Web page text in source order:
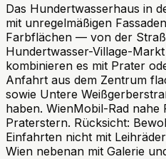
Das Hundertwasserhaus in
mit unregelmäßigen
Farbflächen — von der
Hundertwasser-Village-
kombinieren es mit Prater
Anfahrt aus dem Zentrum
sowie Untere
haben. WienMobil-Rad nahe
Praterstern. Rücksicht:
Einfahrten nicht mit
Wien nebenan mit Galerie